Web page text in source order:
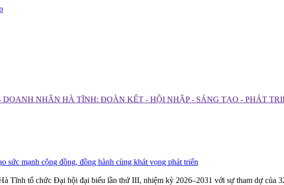
DOANH NHÂN HÀ TĨNH: ĐOÀN KẾT - HỘI NHẬP - SÁNG TẠO - PHÁT
sức mạnh cộng đồng, đồng hành cùng khát vọng phát triển
Tĩnh tổ chức Đại hội đại biểu lần thứ III, nhiệm kỳ 2026–2031 với sự tham dự của